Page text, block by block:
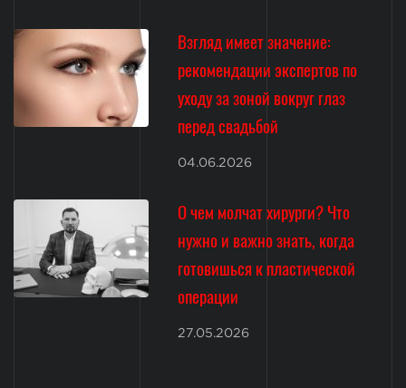
Взгляд имеет значение:
рекомендации экспертов по
уходу за зоной вокруг глаз
перед свадьбой
04.06.2026
О чем молчат хирурги? Что
нужно и важно знать, когда
готовишься к пластической
операции
27.05.2026